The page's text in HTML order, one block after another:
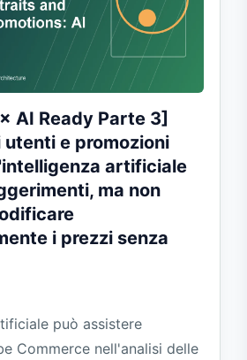
AI Ready Parte 3]
e promozioni
artificiale
ma non
i prezzi senza
può assistere
Commerce nell'analisi delle